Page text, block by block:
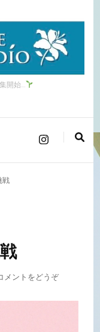
開始…
戦
メントをどうぞ(新
録